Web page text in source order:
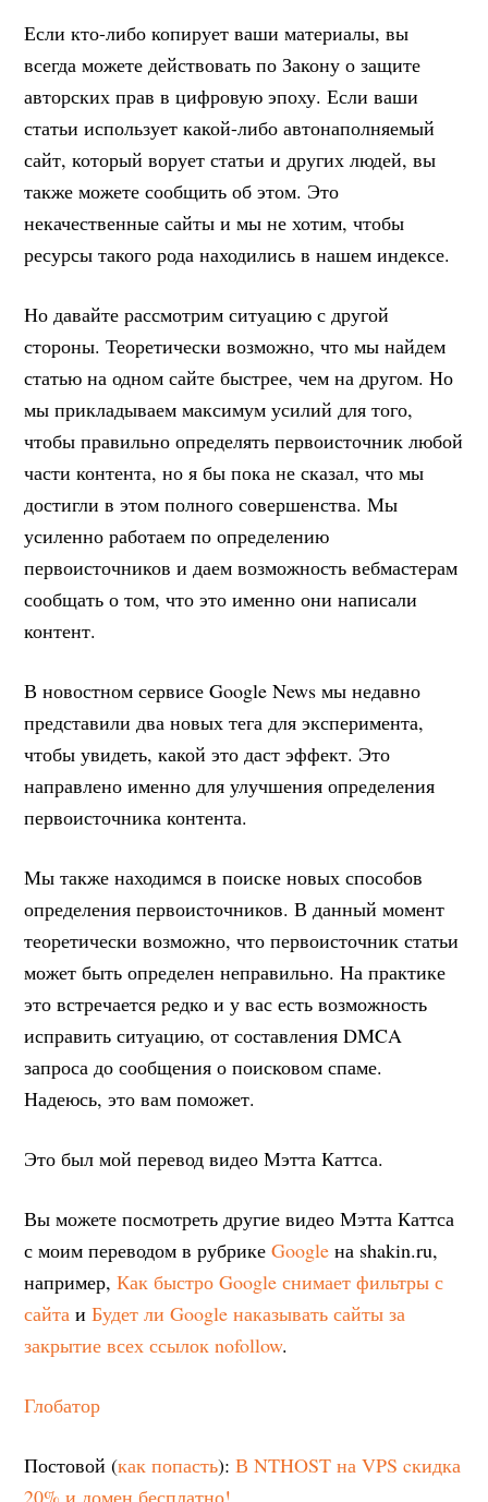
Если кто-либо копирует ваши материалы, вы
всегда можете действовать по Закону о защите
авторских прав в цифровую эпоху. Если ваши
статьи использует какой-либо автонаполняемый
сайт, который ворует статьи и других людей, вы
также можете сообщить об этом. Это
некачественные сайты и мы не хотим, чтобы
ресурсы такого рода находились в нашем индексе.
Но давайте рассмотрим ситуацию с другой
стороны. Теоретически возможно, что мы найдем
статью на одном сайте быстрее, чем на другом. Но
мы прикладываем максимум усилий для того,
чтобы правильно определять первоисточник любой
части контента, но я бы пока не сказал, что мы
достигли в этом полного совершенства. Мы
усиленно работаем по определению
первоисточников и даем возможность вебмастерам
сообщать о том, что это именно они написали
контент.
В новостном сервисе Google News мы недавно
представили два новых тега для эксперимента,
чтобы увидеть, какой это даст эффект. Это
направлено именно для улучшения определения
первоисточника контента.
Мы также находимся в поиске новых способов
определения первоисточников. В данный момент
теоретически возможно, что первоисточник статьи
может быть определен неправильно. На практике
это встречается редко и у вас есть возможность
исправить ситуацию, от составления DMCA
запроса до сообщения о поисковом спаме.
Надеюсь, это вам поможет.
Это был мой перевод видео Мэтта Каттса.
Вы можете посмотреть другие видео Мэтта Каттса
с моим переводом в рубрикеGoogle на shakin.ru,
например,Как быстро Google снимает фильтры с
сайта иБудет ли Google наказывать сайты за
закрытие всех ссылок nofollow.
Глобатор
Постовой (как попасть):В NTHOST на VPS cкидка
20% и домен бесплатно!